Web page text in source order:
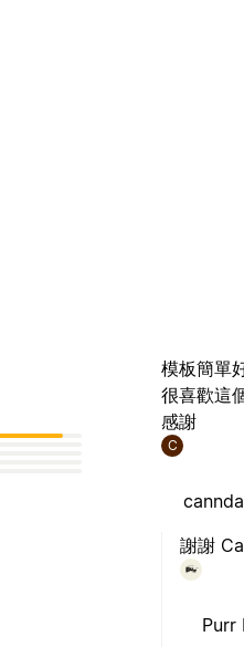
模板簡單
很喜歡這
感謝
C
謝謝
Purr